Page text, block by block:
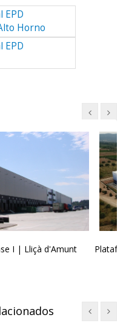
EPD
Horno
EPD
I | Lliçà d'Amunt